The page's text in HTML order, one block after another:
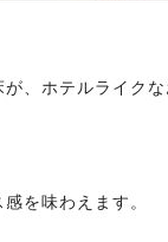
、ホテルライクな
を味わえます。